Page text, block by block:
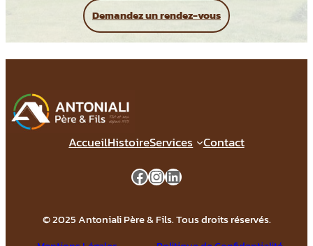
Demandez un rendez-vous
AccueilHistoireServices Contact
Facebook InstagramLinkedIn
© 2025 Antoniali Père & Fils. Tous droits réservés.